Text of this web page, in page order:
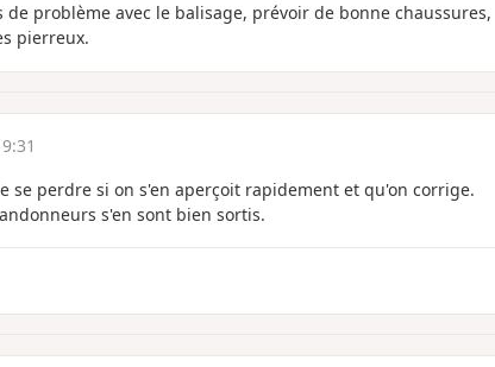
de problème avec le balisage, prévoir de bonne chaussures,
pierreux.
se perdre si on s'en aperçoit rapidement et qu'on corrige.
s'en sont bien sortis.